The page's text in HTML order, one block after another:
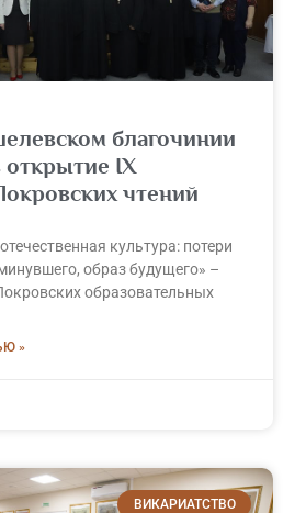
благочинии
открытие IX
чтений
культура: потери
образ будущего» –
образовательных
»
ВИКАРИАТСТВО